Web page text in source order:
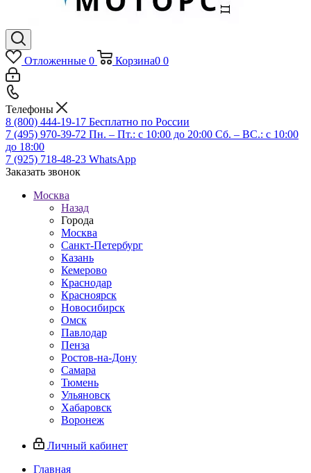
Отложенные 0 Корзина0 0
Телефоны
8 (800) 444-19-17 Бесплатно по России
7 (495) 970-39-72 Пн. – Пт.: с 10:00 до 20:00 Сб. – ВС.: c 10:00
до 18:00
7 (925) 718-48-23 WhatsApp
Заказать звонок
Москва
Назад
Города
Москва
Санкт-Петербург
Казань
Кемерово
Краснодар
Красноярск
Новосибирск
Омск
Павлодар
Пенза
Ростов-на-Дону
Самара
Тюмень
Ульяновск
Хабаровск
Воронеж
Личный кабинет
Главная